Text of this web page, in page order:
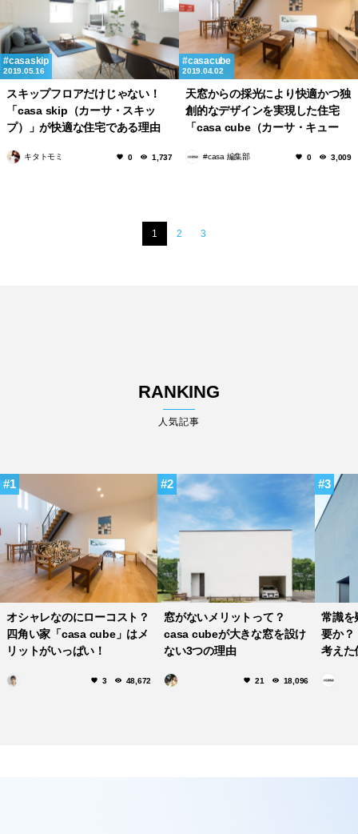
casaskip
2019.05.16
スキップフロアだけじゃない！
「casa skip（カーサ・スキッ
プ）」が快適な住宅である理由
キタトモミ 0 1,737
casacube
2019.04.02
天窓からの採光により快適かつ独
創的なデザインを実現した住宅
「casa cube（カーサ・キュー
#casa 編集部 0 3,009
1 2 3
RANKING
人気記事
1
オシャレなのにローコスト？
四角い家「casa cube」はメ
リットがいっぱい！
3 48,672
2
窓がないメリットって？
casa cubeが大きな窓を設け
ない3つの理由
21 18,096
3
常識
要か
考え